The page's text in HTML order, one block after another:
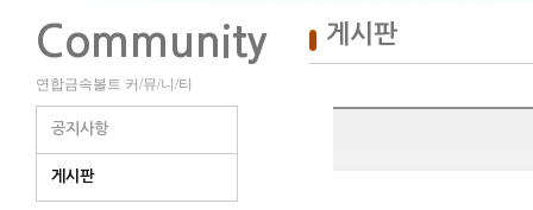
Community
연합금속볼트 커/뮤/니/티
공지사항
게시판
게시판